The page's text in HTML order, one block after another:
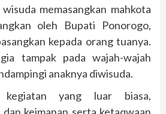
memasangkan mahkota
oleh Bupati Ponorogo,
kepada orang tuanya.
tampak pada wajah-wajah
anaknya diwisuda.
kegiatan yang luar biasa,